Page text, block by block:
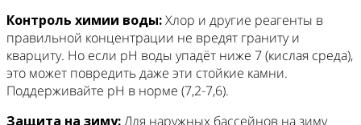
Контроль химии воды:Хлор и другие реагенты в
правильной концентрации не вредят граниту и
кварциту. Но если pH воды упадёт ниже 7 (кислая среда),
это может повредить даже эти стойкие камни.
Поддерживайте pH в норме (7,2-7,6).
Защита на зиму: Для наружных бассейнов на зиму